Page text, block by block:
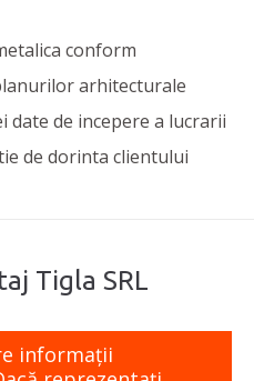
conform
arhitecturale
de incepere a lucrarii
de dorinta clientului
Tigla SRL
informaţii